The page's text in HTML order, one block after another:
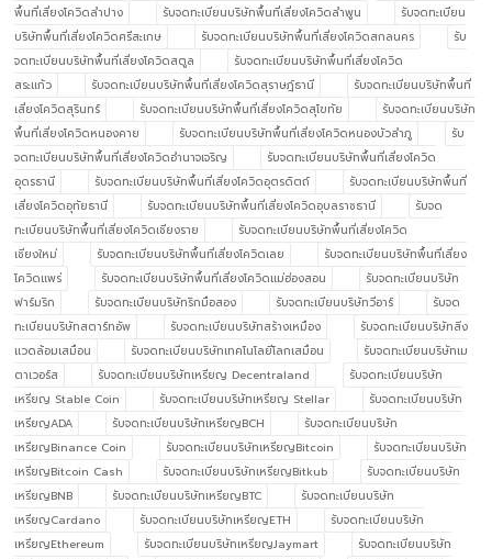
พื้นที่เสี่ยงโควิดลำปาง
รับจดทะเบียนบริษัทพื้นที่เสี่ยงโควิดลำพูน
รับจดทะเบียน
บริษัทพื้นที่เสี่ยงโควิดศรีสะเกษ
รับจดทะเบียนบริษัทพื้นที่เสี่ยงโควิดสกลนคร
รับ
จดทะเบียนบริษัทพื้นที่เสี่ยงโควิดสตูล
รับจดทะเบียนบริษัทพื้นที่เสี่ยงโควิด
สระแก้ว
รับจดทะเบียนบริษัทพื้นที่เสี่ยงโควิดสุราษฎ์ธานี
รับจดทะเบียนบริษัทพื้นที่
เสี่ยงโควิดสุรินทร์
รับจดทะเบียนบริษัทพื้นที่เสี่ยงโควิดสุโขทัย
รับจดทะเบียนบริษัท
พื้นที่เสี่ยงโควิดหนองคาย
รับจดทะเบียนบริษัทพื้นที่เสี่ยงโควิดหนองบัวลำภู
รับ
จดทะเบียนบริษัทพื้นที่เสี่ยงโควิดอำนาจเจริญ
รับจดทะเบียนบริษัทพื้นที่เสี่ยงโควิด
อุดรธานี
รับจดทะเบียนบริษัทพื้นที่เสี่ยงโควิดอุตรดิตถ์
รับจดทะเบียนบริษัทพื้นที่
เสี่ยงโควิดอุทัยธานี
รับจดทะเบียนบริษัทพื้นที่เสี่ยงโควิดอุบลราชธานี
รับจด
ทะเบียนบริษัทพื้นที่เสี่ยงโควิดเชียงราย
รับจดทะเบียนบริษัทพื้นที่เสี่ยงโควิด
เชียงใหม่
รับจดทะเบียนบริษัทพื้นที่เสี่ยงโควิดเลย
รับจดทะเบียนบริษัทพื้นที่เสี่ยง
โควิดแพร่
รับจดทะเบียนบริษัทพื้นที่เสี่ยงโควิดแม่ฮ่องสอน
รับจดทะเบียนบริษัท
ฟาร์มริก
รับจดทะเบียนบริษัทริกมือสอง รับจดทะเบียนบริษัทวีอาร์
รับจด
ทะเบียนบริษัทสตาร์ทอัพ
รับจดทะเบียนบริษัทสร้างเหมือง
รับจดทะเบียนบริษัทสิ่ง
แวดล้อมเสมือน
รับจดทะเบียนบริษัทเทคโนโลยีโลกเสมือน
รับจดทะเบียนบริษัทเม
ตาเวอร์ส
รับจดทะเบียนบริษัทเหรียญ Decentraland
รับจดทะเบียนบริษัท
เหรียญ Stable Coin
รับจดทะเบียนบริษัทเหรียญ Stellar
รับจดทะเบียนบริษัท
เหรียญADA
รับจดทะเบียนบริษัทเหรียญBCH
รับจดทะเบียนบริษัท
เหรียญBinance Coin
รับจดทะเบียนบริษัทเหรียญBitcoin
รับจดทะเบียนบริษัท
เหรียญBitcoin Cash
รับจดทะเบียนบริษัทเหรียญBitkub
รับจดทะเบียนบริษัท
เหรียญBNB
รับจดทะเบียนบริษัทเหรียญBTC
รับจดทะเบียนบริษัท
เหรียญCardano
รับจดทะเบียนบริษัทเหรียญETH
รับจดทะเบียนบริษัท
เหรียญEthereum
รับจดทะเบียนบริษัทเหรียญJaymart
รับจดทะเบียนบริษัท